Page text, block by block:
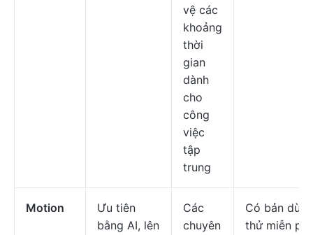
vệ các
khoảng
thời
gian
dành
cho
công
việc
tập
trung
Motion
Ưu tiên
bằng AI, lên
Các
chuyên
Có bản dùng
thử miễn phí;